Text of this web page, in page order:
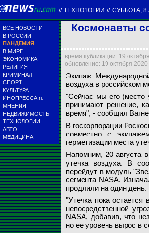
// ТЕХНОЛОГИИ // СУББОТА, 8
ВСЕ НОВОСТИ
В РОССИИ
ПАНДЕМИЯ
В МИРЕ
ЭКОНОМИКА
РЕЛИГИЯ
КРИМИНАЛ
СПОРТ
КУЛЬТУРА
ИНОПРЕССА.ru
МНЕНИЯ
НЕДВИЖИМОСТЬ
ТЕХНОЛОГИИ
АВТО
МЕДИЦИНА
Космонавты
время публикации: 19
обновление: 19 октября 2020
Экипаж
воздуха в российском
"Сейчас мы его (место
принимают решение,
время", - сообщил
В госкорпорации
совместно с
герметизации места
Напомним, 20 августа
утечка воздуха. В
перейдут в модуль
сегмента NASA.
продлили на один день.
"Утечка пока остается
непосредственной
NASA, добавив, что
но ее уровень вырос в